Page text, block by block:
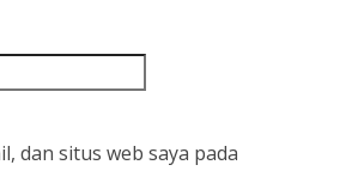
dan situs web saya pada